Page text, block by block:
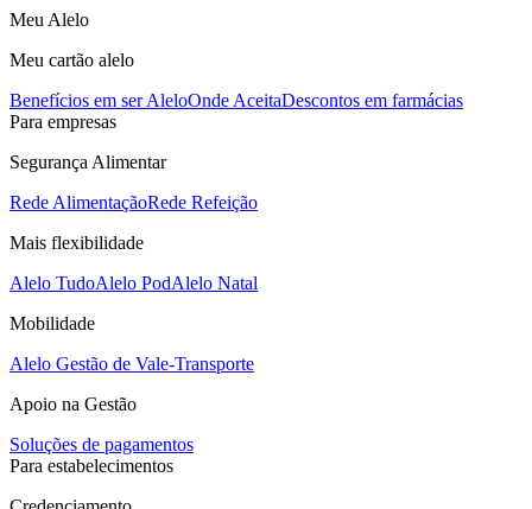
Meu Alelo
Meu cartão alelo
Benefícios em ser AleloOnde AceitaDescontos em farmácias
Para empresas
Segurança Alimentar
Rede AlimentaçãoRede Refeição
Mais flexibilidade
Alelo TudoAlelo PodAlelo Natal
Mobilidade
Alelo Gestão de Vale-Transporte
Apoio na Gestão
Soluções de pagamentos
Para estabelecimentos